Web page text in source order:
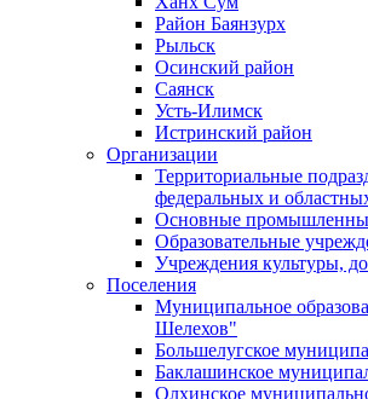
Район Баянзурх
Рыльск
Осинский район
Саянск
Усть-Илимск
Истринский район
Организации
Территориальные
федеральных и
Основные
Образовательные
Учреждения культуры,
Поселения
Муниципальное
Шелехов"
Большелугское
Баклашинское
Олхинское